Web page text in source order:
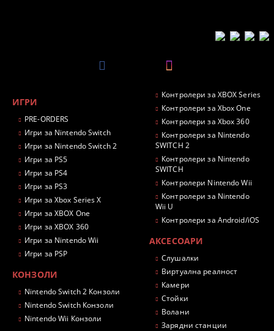
ИГРИ
PRE-ORDERS
Игри за Nintendo Switch
Игри за Nintendo Switch 2
Игри за PS5
Игри за PS4
Игри за PS3
Игри за Xbox Series X
Игри за XBOX One
Игри за XBOX 360
Игри за Nintendo Wii
Игри за PSP
КОНЗОЛИ
Nintendo Switch 2 Конзоли
Nintendo Switch Конзоли
Nintendo Wii Конзоли
Контролери за XBOX Series
Контролери за Xbox One
Контролери за Xbox 360
Контролери за Nintendo
SWITCH 2
Контролери за Nintendo
SWITCH
Контролери Nintendo Wii
Контролери за Nintendo
Wii U
Контролери за Android/iOS
АКСЕСОАРИ
Слушалки
Виртуална реалност
Камери
Стойки
Волани
Зарядни станции